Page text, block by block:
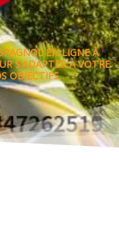
EN LIGNE À
S’ADAPTER À VOTRE
OBJECTIFS.